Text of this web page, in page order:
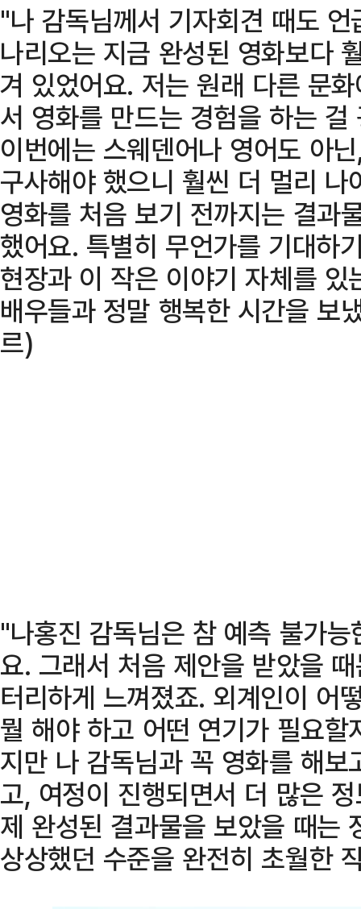
"나 감독님께서 기자회견 때도
나리오는 지금 완성된 영화보다
겨 있었어요. 저는 원래 다른 문
서 영화를 만드는 경험을 하는
이번에는 스웨덴어나 영어도 아
구사해야 했으니 훨씬 더 멀리
영화를 처음 보기 전까지는 결과
했어요. 특별히 무언가를 기대하
현장과 이 작은 이야기 자체를
배우들과 정말 행복한 시간을 보
르)
"나홍진 감독님은 참 예측 불가
요. 그래서 처음 제안을 받았을
터리하게 느껴졌죠. 외계인이 어
뭘 해야 하고 어떤 연기가 필요
지만 나 감독님과 꼭 영화를 해
고, 여정이 진행되면서 더 많은
제 완성된 결과물을 보았을 때는
상상했던 수준을 완전히 초월한